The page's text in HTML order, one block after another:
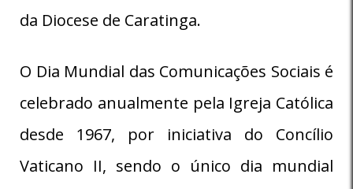
da Diocese de Caratinga.
O Dia Mundial das Comunicações Sociais é
celebrado anualmente pela Igreja Católica
desde 1967, por iniciativa do Concílio
Vaticano II, sendo o único dia mundial